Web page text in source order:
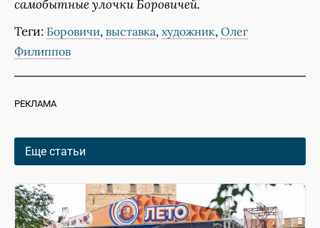
самобытные улочки Боровичей.
Теги: Боровичи, выставка, художник, Олег
Филиппов
РЕКЛАМА
Еще статьи